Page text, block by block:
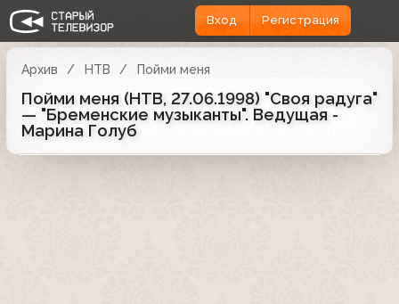
Вход Регистрация
Архив НТВ Пойми меня
Пойми меня (НТВ, 27.06.1998) "Своя радуга"
— "Бременские музыканты". Ведущая -
Марина Голуб